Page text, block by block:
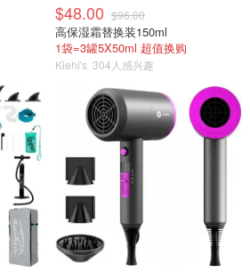
$48.00 $96.00
高保湿霜替换装150ml
1袋=3罐5X50ml 超值换购
Kiehl's 304人感兴趣